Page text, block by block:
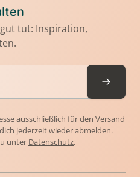
tut: Inspiration,
ausschließlich für den Versand
jederzeit wieder abmelden.
unter Datenschutz.